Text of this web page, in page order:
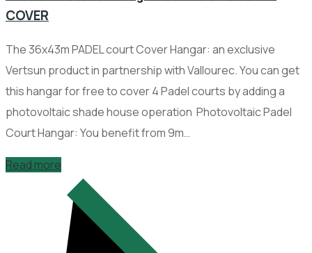
COVER
The 36x43m PADEL court Cover Hangar: an exclusive
Vertsun product in partnership with Vallourec. You can get
this hangar for free to cover 4 Padel courts by adding a
photovoltaic shade house operation Photovoltaic Padel
Court Hangar: You benefit from 9m…
Read more